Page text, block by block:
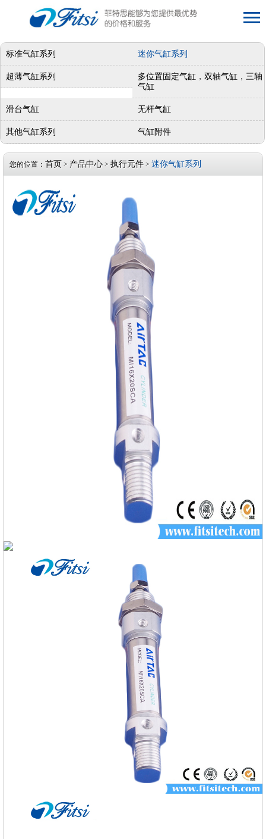
标准气缸系列 迷你气缸系列
超薄气缸系列
多位置固定气缸，双轴气缸，三轴
气缸
滑台气缸 无杆气缸
其他气缸系列 气缸附件
您的位置： 首页 > 产品中心 > 执行元件 > 迷你气缸系列